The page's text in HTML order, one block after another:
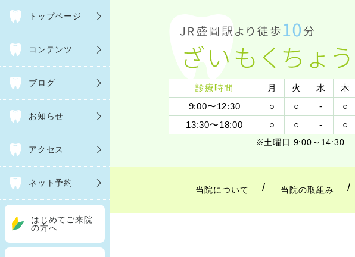
診療時間 月 火 水 木
9:00〜12:30
○ ○ - ○
13:30〜18:00
○ ○ - ○
※土曜日 9:00～14:30
当院について 当院の取組み
トップページ
コンテンツ
ブログ
お知らせ
アクセス
ネット予約
はじめてご来院
の方へ